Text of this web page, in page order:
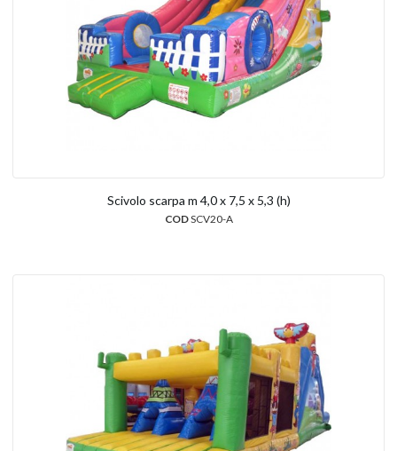
Scivolo scarpa m 4,0 x 7,5 x 5,3 (h)
CODSCV20-A